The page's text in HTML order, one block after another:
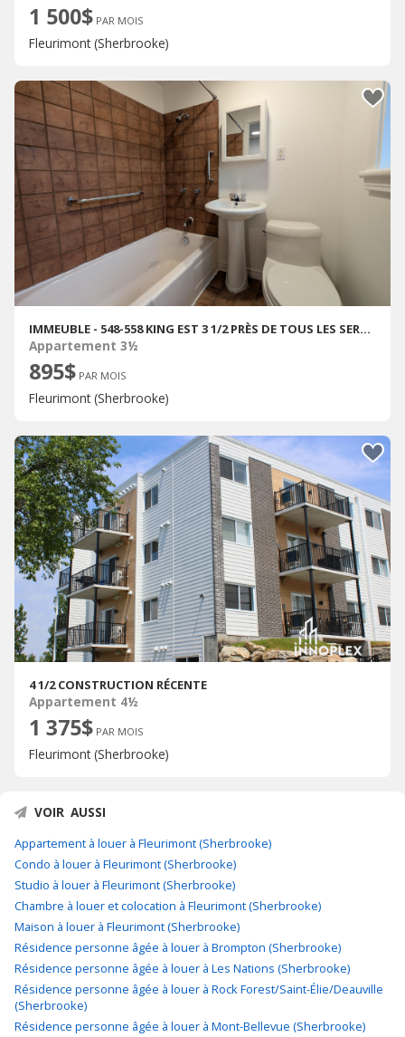
1 500$ PAR MOIS
Fleurimont (Sherbrooke)
IMMEUBLE - 548-558 KING EST 3 1/2 PRÈS DE TOUS LES SERVICES
Appartement 3½
895$ PAR MOIS
Fleurimont (Sherbrooke)
4 1/2 CONSTRUCTION RÉCENTE
Appartement 4½
1 375$ PAR MOIS
Fleurimont (Sherbrooke)
VOIR AUSSI
Appartement à louer à Fleurimont (Sherbrooke)
Condo à louer à Fleurimont (Sherbrooke)
Studio à louer à Fleurimont (Sherbrooke)
Chambre à louer et colocation à Fleurimont (Sherbrooke)
Maison à louer à Fleurimont (Sherbrooke)
Résidence personne âgée à louer à Brompton (Sherbrooke)
Résidence personne âgée à louer à Les Nations (Sherbrooke)
Résidence personne âgée à louer à Rock Forest/Saint-Élie/Deauville
(Sherbrooke)
Résidence personne âgée à louer à Mont-Bellevue (Sherbrooke)